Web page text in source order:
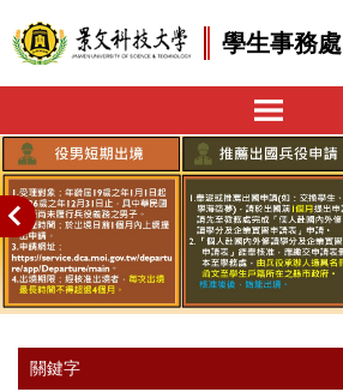
到
主
要
容
區
學生事務處